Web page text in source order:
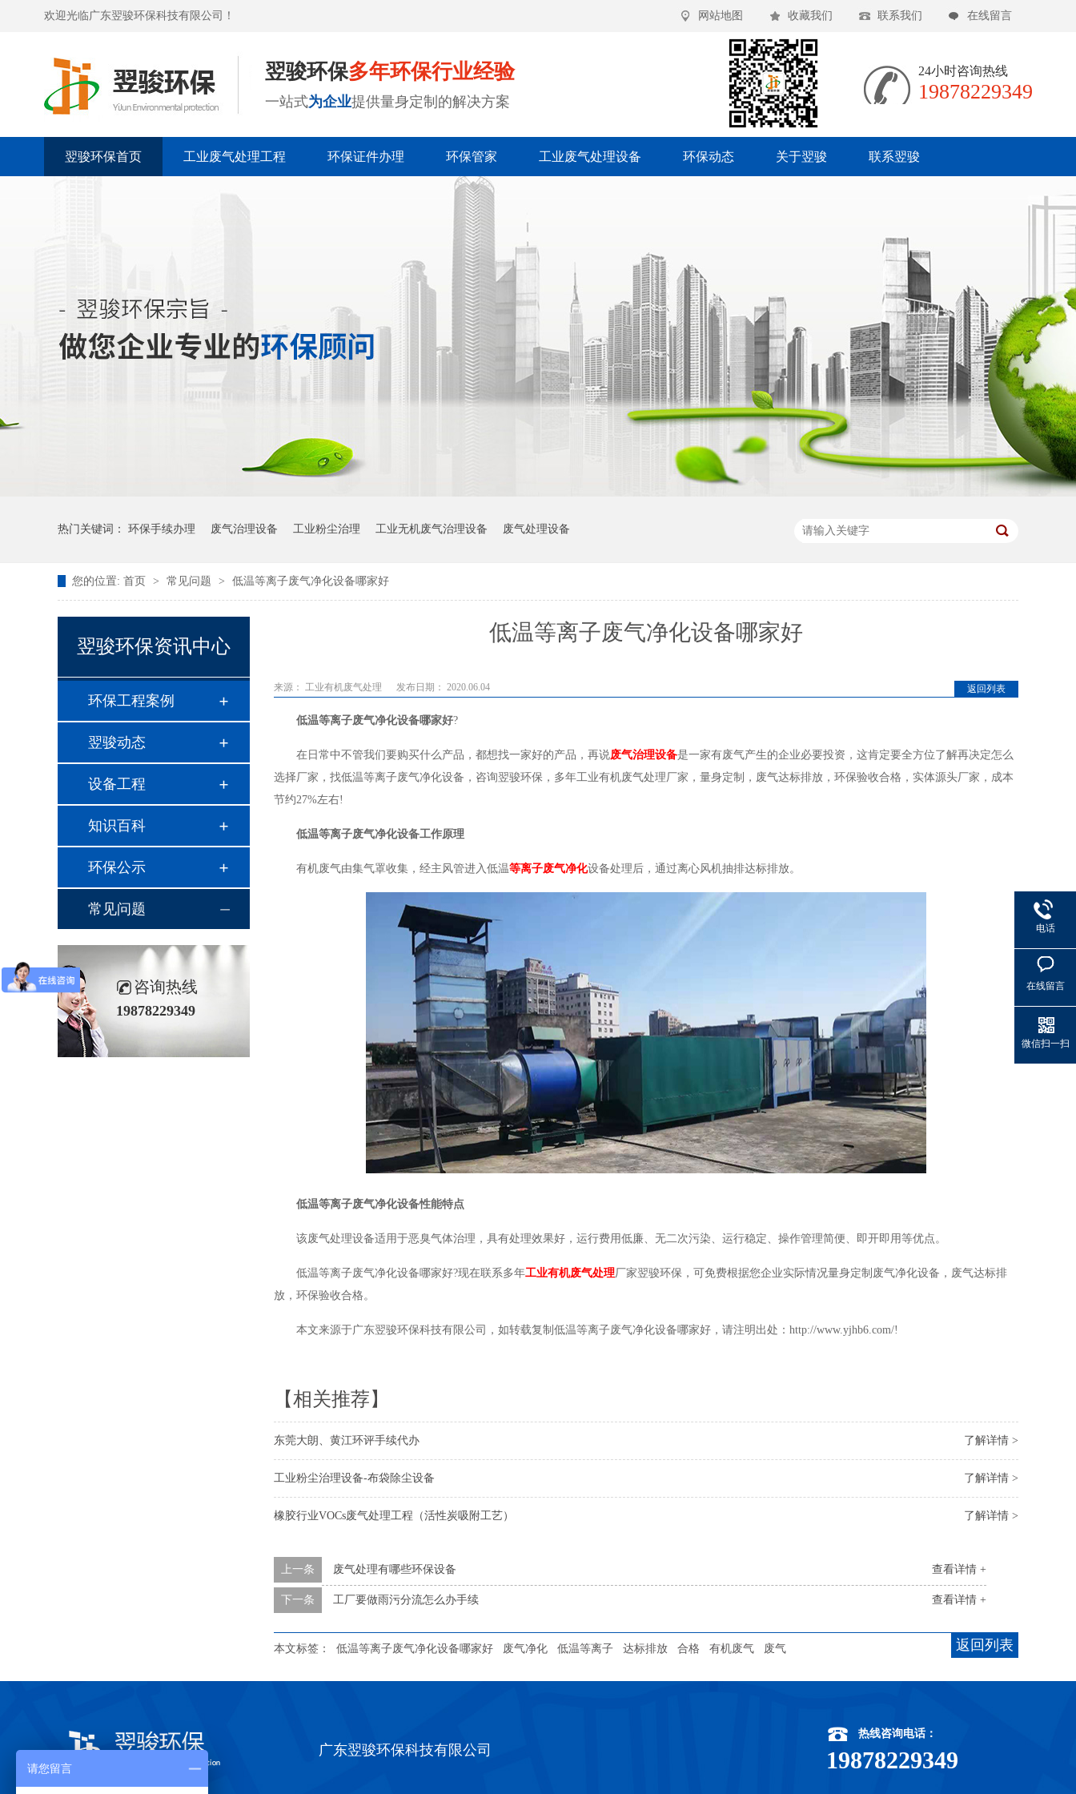
网站地图 收藏我们 联系我们 在线留言
欢迎光临广东翌骏环保科技有限公司！
翌骏环保多年环保行业经验
一站式为企业提供量身定制的解决方案
24小时咨询热线
19878229349
翌骏环保首页 工业废气处理工程 环保证件办理 环保管家 工业废气处理设备 环保动态 关于翌骏 联系翌骏
热门关键词： 环保手续办理 废气治理设备 工业粉尘治理 工业无机废气治理设备 废气处理设备
您的位置: 首页 > 常见问题 > 低温等离子废气净化设备哪家好
低温等离子废气净化设备哪家好
返回列表
来源： 工业有机废气处理 发布日期： 2020.06.04
低温等离子废气净化设备哪家好?
在日常中不管我们要购买什么产品，都想找一家好的产品，再说废气治理设备是一家有废气产生的企业必要投资，这肯定要全方位了解再决定怎么
选择厂家，找低温等离子废气净化设备，咨询翌骏环保，多年工业有机废气处理厂家，量身定制，废气达标排放，环保验收合格，实体源头厂家，成本
节约27%左右!
低温等离子废气净化设备工作原理
有机废气由集气罩收集，经主风管进入低温等离子废气净化设备处理后，通过离心风机抽排达标排放。
低温等离子废气净化设备性能特点
该废气处理设备适用于恶臭气体治理，具有处理效果好，运行费用低廉、无二次污染、运行稳定、操作管理简便、即开即用等优点。
低温等离子废气净化设备哪家好?现在联系多年工业有机废气处理厂家翌骏环保，可免费根据您企业实际情况量身定制废气净化设备，废气达标排
放，环保验收合格。
本文来源于广东翌骏环保科技有限公司，如转载复制低温等离子废气净化设备哪家好，请注明出处：http://www.yjhb6.com/!
【相关推荐】
了解详情 >
东莞大朗、黄江环评手续代办
了解详情 >
工业粉尘治理设备-布袋除尘设备
了解详情 >
橡胶行业VOCs废气处理工程（活性炭吸附工艺）
查看详情 +
上一条 废气处理有哪些环保设备
查看详情 +
下一条 工厂要做雨污分流怎么办手续
返回列表
本文标签： 低温等离子废气净化设备哪家好 废气净化 低温等离子 达标排放 合格 有机废气 废气
翌骏环保资讯中心
环保工程案例
翌骏动态
设备工程
知识百科
环保公示
常见问题
咨询热线
19878229349
广东翌骏环保科技有限公司
热线咨询电话：
19878229349
电话
在线留言
微信扫一扫
请您留言